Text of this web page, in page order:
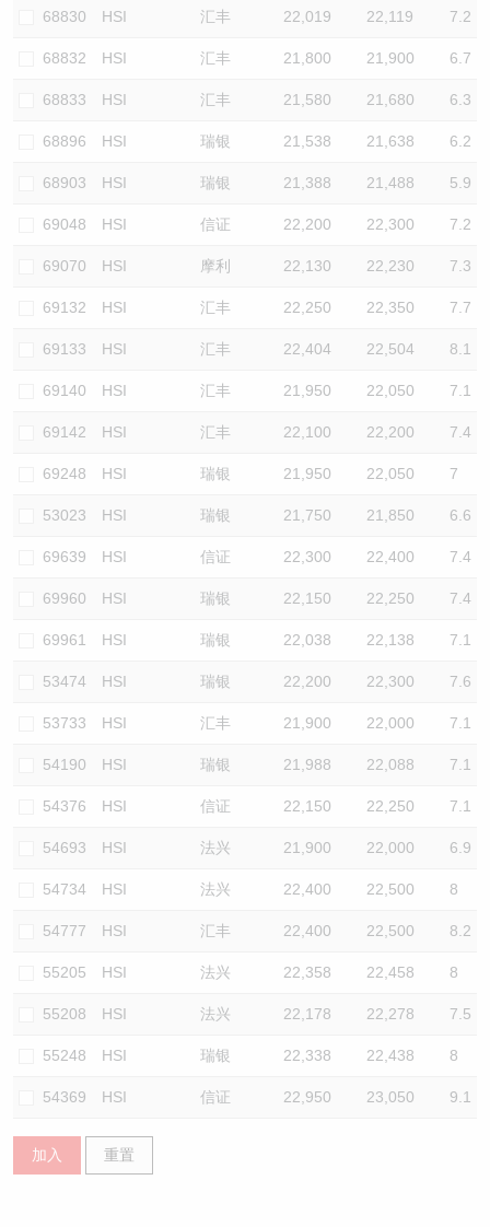
68830 HSI 汇丰 22,019 22,119 7.2
68832 HSI 汇丰 21,800 21,900 6.7
68833 HSI 汇丰 21,580 21,680 6.3
68896 HSI 瑞银 21,538 21,638 6.2
68903 HSI 瑞银 21,388 21,488 5.9
69048 HSI 信证 22,200 22,300 7.2
69070 HSI 摩利 22,130 22,230 7.3
69132 HSI 汇丰 22,250 22,350 7.7
69133 HSI 汇丰 22,404 22,504 8.1
69140 HSI 汇丰 21,950 22,050 7.1
69142 HSI 汇丰 22,100 22,200 7.4
69248 HSI 瑞银 21,950 22,050 7
53023 HSI 瑞银 21,750 21,850 6.6
69639 HSI 信证 22,300 22,400 7.4
69960 HSI 瑞银 22,150 22,250 7.4
69961 HSI 瑞银 22,038 22,138 7.1
53474 HSI 瑞银 22,200 22,300 7.6
53733 HSI 汇丰 21,900 22,000 7.1
54190 HSI 瑞银 21,988 22,088 7.1
54376 HSI 信证 22,150 22,250 7.1
54693 HSI 法兴 21,900 22,000 6.9
54734 HSI 法兴 22,400 22,500 8
54777 HSI 汇丰 22,400 22,500 8.2
55205 HSI 法兴 22,358 22,458 8
55208 HSI 法兴 22,178 22,278 7.5
55248 HSI 瑞银 22,338 22,438 8
54369 HSI 信证 22,950 23,050 9.1
加入 重置